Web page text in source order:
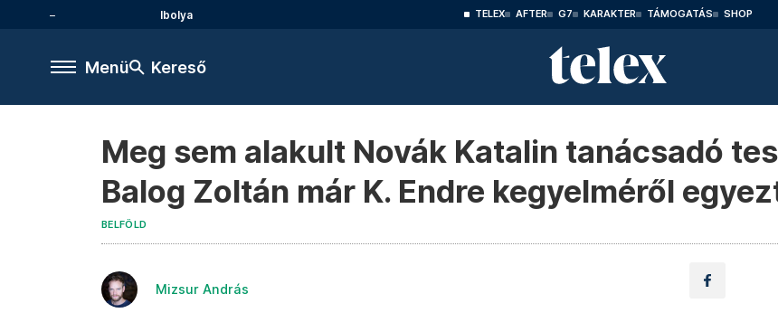
Ibolya TELEX AFTER G7 KARAKTER TÁMOGATÁS SHOP
Menü Kereső
Meg sem alakult Novák Katalin tanácsadó
Balog Zoltán már K. Endre kegyelméről
BELFÖLD
Mizsur András